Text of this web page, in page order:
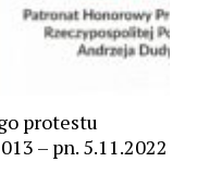
protestu
– pn. 5.11.2022